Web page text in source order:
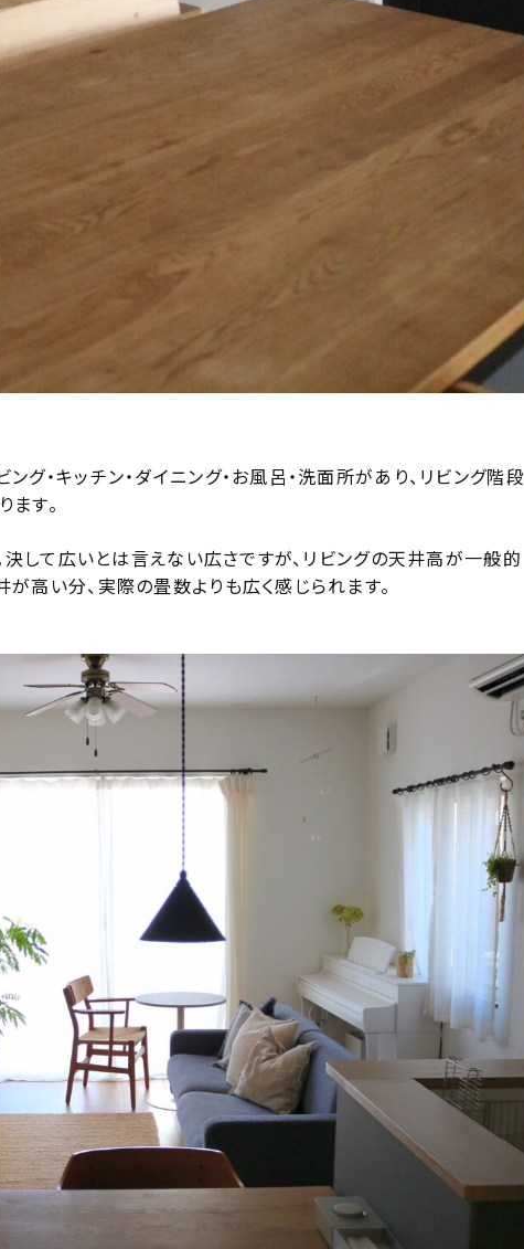
グ・キッチン・ダイニング・お風呂・洗面所があり、リビング階段
す。
決して広いとは言えない広さですが、リビングの天井高が一般的
高い分、実際の畳数よりも広く感じられます。